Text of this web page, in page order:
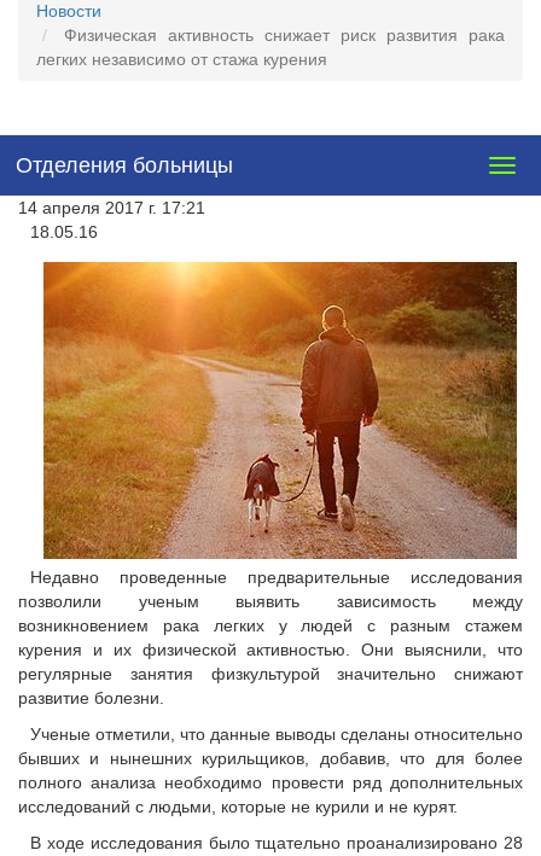
Новости
Физическая активность снижает риск развития рака
легких независимо от стажа курения
Отделения больницы
14 апреля 2017 г. 17:21
18.05.16
Недавно проведенные предварительные исследования
позволили ученым выявить зависимость между
возникновением рака легких у людей с разным стажем
курения и их физической активностью. Они выяснили, что
регулярные занятия физкультурой значительно снижают
развитие болезни.
Ученые отметили, что данные выводы сделаны относительно
бывших и нынешних курильщиков, добавив, что для более
полного анализа необходимо провести ряд дополнительных
исследований с людьми, которые не курили и не курят.
В ходе исследования было тщательно проанализировано 28